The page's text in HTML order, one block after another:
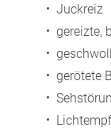
Juckreiz
gereizte,
gerötete